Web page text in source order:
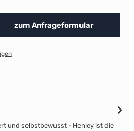
Anzahl: Gib den
zum Anfrageformular
und selbstbewusst - Henley ist die